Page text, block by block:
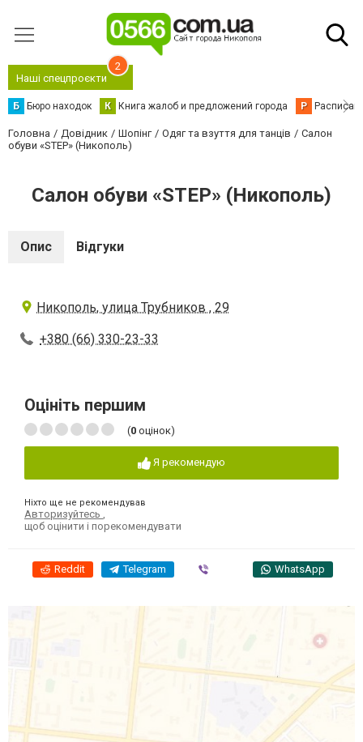
Наші спецпроєкти
2
Б Бюро находок К Книга жалоб и предложений города Р
Головна Довідник Шопінг Одяг та взуття для танців
Салон
обуви «STEP» (Никополь)
Салон обуви «STEP» (Никополь)
Опис Відгуки
Никополь, улица Трубников , 29
+380 (66) 330-23-33
Оцініть першим
(0 оцінок)
Я рекомендую
Ніхто ще не рекомендував
Авторизуйтесь
щоб оцінити і порекомендувати
Reddit Telegram WhatsApp